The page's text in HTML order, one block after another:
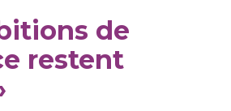
de
restent